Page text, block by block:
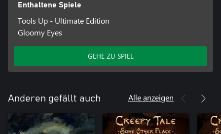
Enthaltene Spiele
Tools Up - Ultimate Edition
Gloomy Eyes
GEHE ZU SPIEL
Anderen gefällt auch Alle anzeigen